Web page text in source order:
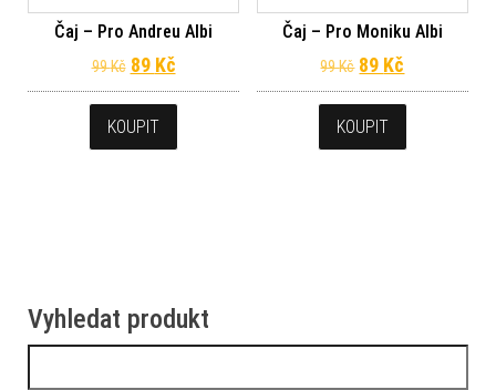
Čaj – Pro Andreu Albi
99Kč Původní cena byla: 99 Kč.
89 KčAktuální cena je: 89 Kč.
KOUPIT
Čaj – Pro Moniku Albi
99Kč Původní cena
89 Kč
KOUPIT
Vyhledat produkt